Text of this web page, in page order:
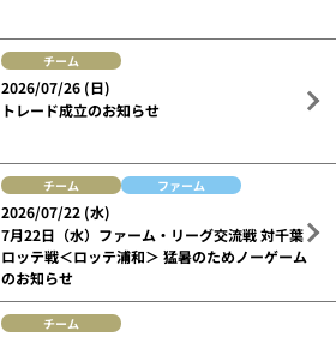
チーム
2026/07/26 (日)
トレード成立のお知らせ
チーム ファーム
2026/07/22 (水)
7月22日（水）ファーム・リーグ交流戦 対千葉
ロッテ戦＜ロッテ浦和＞ 猛暑のためノーゲーム
のお知らせ
チーム